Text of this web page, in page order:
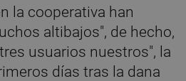
la cooperativa han
altibajos", de hecho,
usuarios nuestros", la
días tras la dana